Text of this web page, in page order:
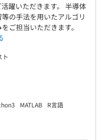
躍いただきます。 半導体
の手法を用いたアルゴリ
ご担当いただきます。
ト
MATLAB
R言語